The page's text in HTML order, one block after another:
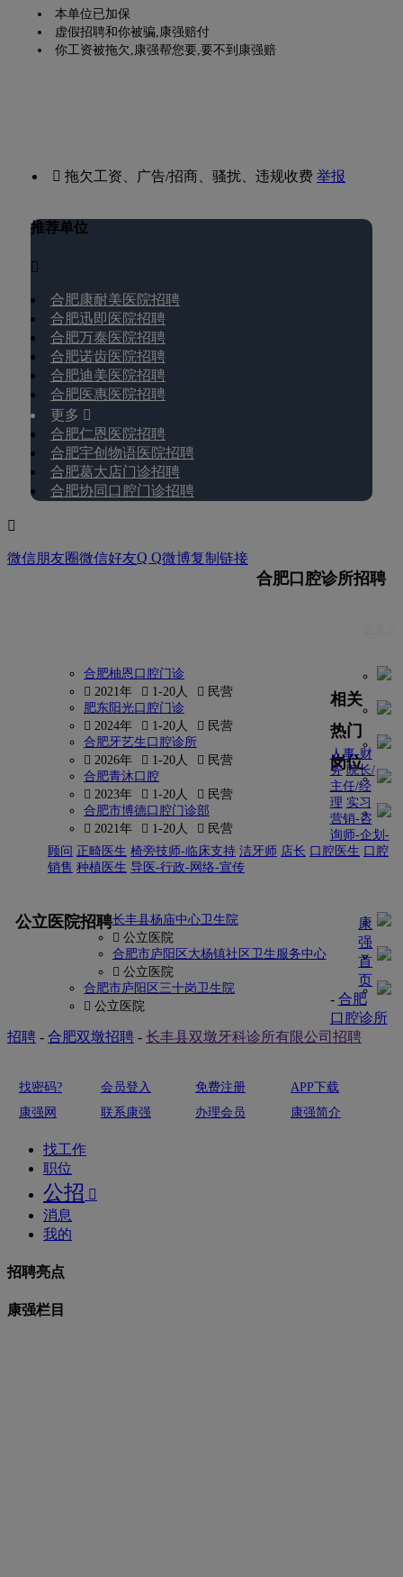
本单位已加保
虚假招聘和你被骗,康强赔付
你工资被拖欠,康强帮您要,要不到康强赔
 拖欠工资、广告/招商、骚扰、违规收费举报
推荐单位

合肥康耐美医院招聘
合肥迅即医院招聘
合肥万泰医院招聘
合肥诺齿医院招聘
合肥迪美医院招聘
合肥医惠医院招聘
更多 
合肥仁恩医院招聘
合肥宇创物语医院招聘
合肥葛大店门诊招聘
合肥协同口腔门诊招聘

微信朋友圈微信好友Q Q微博复制链接
合肥口腔诊所招聘
合肥柚恩口腔门诊
 2021年
 1-20人
 民营
肥东阳光口腔门诊
 2024年
 1-20人
 民营
合肥牙艺生口腔诊所
 2026年
 1-20人
 民营
合肥青沐口腔
 2023年
 1-20人
 民营
合肥市博德口腔门诊部
 2021年
 1-20人  民营
相关
热门
岗位
人事-财
务 院长/
主任/经
理 实习
营销-咨
询师-企划-
顾问 正畸医生 椅旁技师-临床支持 洁牙师 店长 口腔医生 口腔
销售 种植医生 导医-行政-网络-宣传
公立医院招聘长丰县杨庙中心卫生院
 公立医院
合肥市庐阳区大杨镇社区卫生服务中心
 公立医院
合肥市庐阳区三十岗卫生院
 公立医院
康
强
首
页
- 合肥
口腔诊所
招聘 - 合肥双墩招聘 - 长丰县双墩牙科诊所有限公司招聘
找密码? 会员登入 免费注册
APP下载
康强网
联系康强 办理会员 康强简介
找工作
职位
公招 
消息
我的
招聘亮点
康强栏目